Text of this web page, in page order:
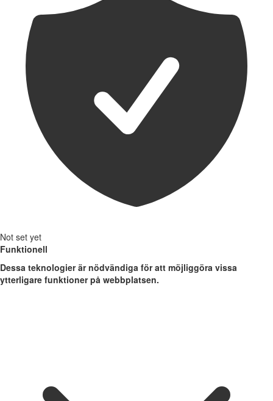
Not set yet
Funktionell
Dessa teknologier är nödvändiga för att möjliggöra vissa
ytterligare funktioner på webbplatsen.